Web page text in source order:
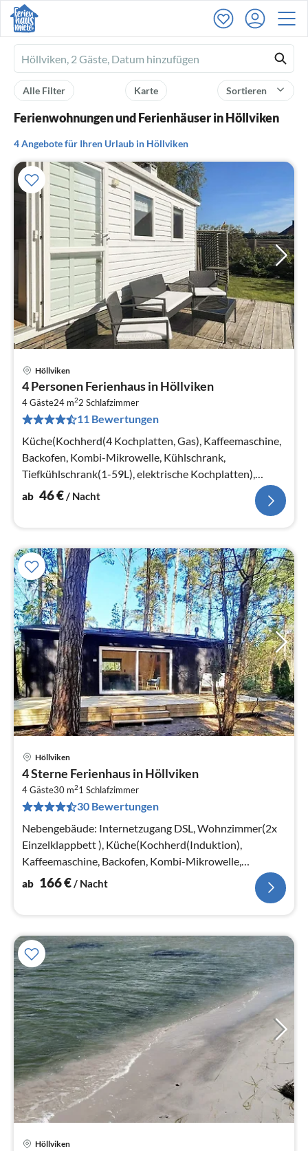
Ferienhausmiete
logo
Sortieren
Karte
Alle Filter
Ferienwohnungen und Ferienhäuser in Höllviken
4 Angebote für Ihren Urlaub in Höllviken
Höllviken
4 Personen Ferienhaus in Höllviken
4 Gäste24 m22 Schlafzimmer
11 Bewertungen
Küche(Kochherd(4 Kochplatten, Gas), Kaffeemaschine,
Backofen, Kombi-Mikrowelle, Kühlschrank,
Tiefkühlschrank(1-59L), elektrische Kochplatten),
Schlafzimmer(Doppelbett)
ab 46€/ Nacht
Höllviken
4 Sterne Ferienhaus in Höllviken
4 Gäste30 m21 Schlafzimmer
30 Bewertungen
Nebengebäude: Internetzugang DSL, Wohnzimmer(2x
Einzelklappbett ), Küche(Kochherd(Induktion),
Kaffeemaschine, Backofen, Kombi-Mikrowelle,
Kühl-/Gefrierkombination)
ab 166€/ Nacht
Höllviken